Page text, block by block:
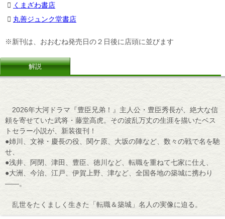
くまざわ書店
丸善ジュンク堂書店
※新刊は、おおむね発売日の２日後に店頭に並びます
解説
2026年大河ドラマ『豊臣兄弟！』主人公・豊臣秀長が、絶大な信
頼を寄せていた武将・藤堂高虎。その波乱万丈の生涯を描いたベス
トセラー小説が、新装復刊！
●姉川、文禄・慶長の役、関ケ原、大坂の陣など、数々の戦で名を馳
せ、
●浅井、阿閉、津田、豊臣、徳川など、転職を重ねて七家に仕え、
●大洲、今治、江戸、伊賀上野、津など、全国各地の築城に携わり
――。
乱世をたくましく生きた「転職＆築城」名人の実像に迫る。